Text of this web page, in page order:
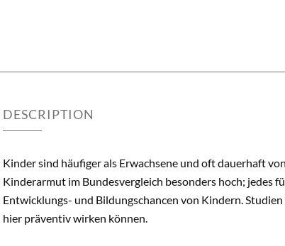
DESCRIPTION
Kinder sind häufiger als Erwachsene und oft dauerhaft
Kinderarmut im Bundesvergleich besonders hoch; jedes
Entwicklungs- und Bildungschancen von Kindern.
hier präventiv wirken können.